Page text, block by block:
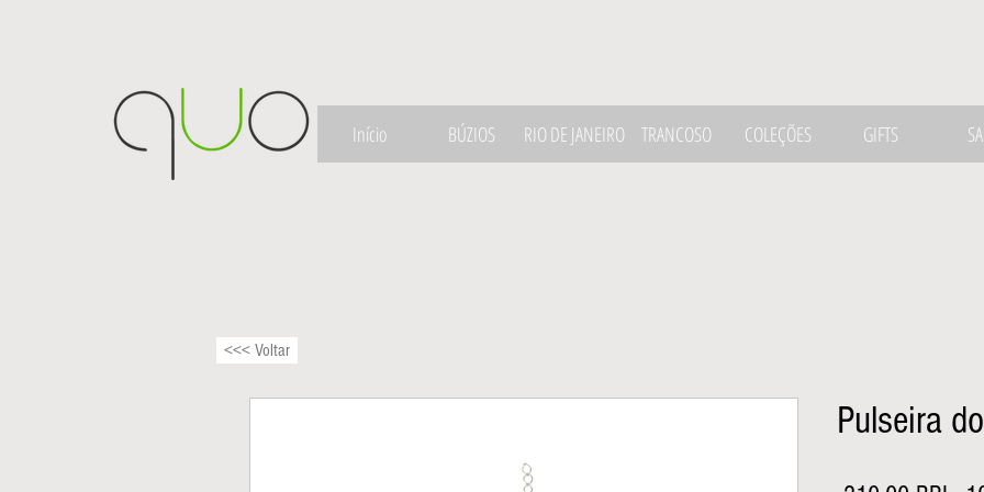
Início BÚZIOS RIO DE JANEIRO TRANCOSO COLEÇÕES GIFTS
Pulseira
<<< Voltar